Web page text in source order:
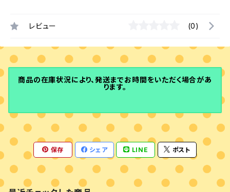
レビュー (0)
商品の在庫状況により、発送までお時間をいただく場合があ
ります。
保存 シェア LINE ポスト